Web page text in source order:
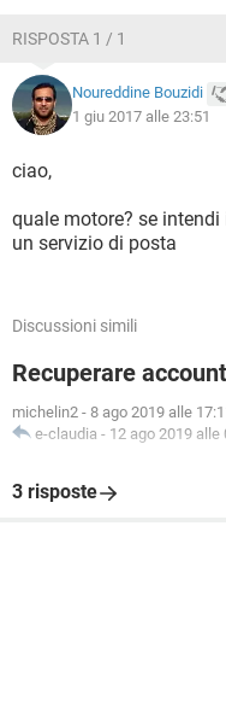
RISPOSTA 1 / 1
Noureddine Bouzidi
1 giu 2017 alle 23:51
ciao,
quale motore? se
un servizio di posta
Discussioni simili
Recuperare
michelin2 - 8 ago 2019 alle
e-claudia - 12 ago 2019 alle
3 risposte